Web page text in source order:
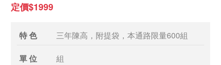
定價$1999
特 色 三年陳高，附提袋，本通路限量600組
單 位 組